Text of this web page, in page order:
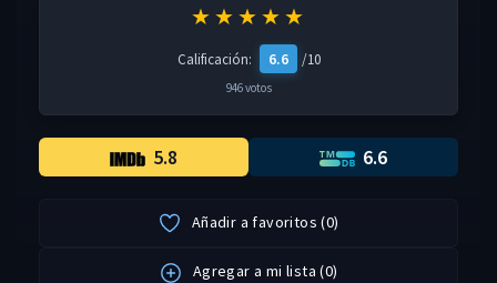
★★★★★
Calificación: 6.6 /10
946 votos
5.8 6.6
Añadir a favoritos (0)
Agregar a mi lista (0)